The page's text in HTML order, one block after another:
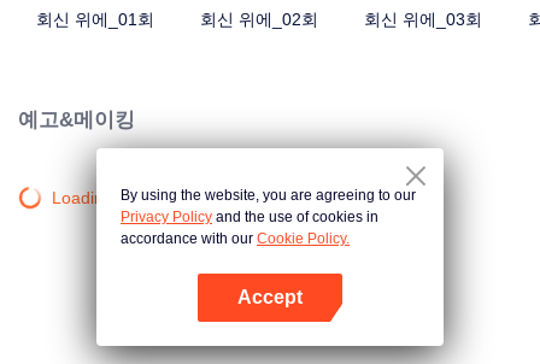
회신 위에_01회 회신 위에_02회 회신 위에_03회
예고&메이킹
Loading…By using the website, you are agreeing to our
Privacy Policy and the use of cookies in
accordance with our Cookie Policy.
Accept